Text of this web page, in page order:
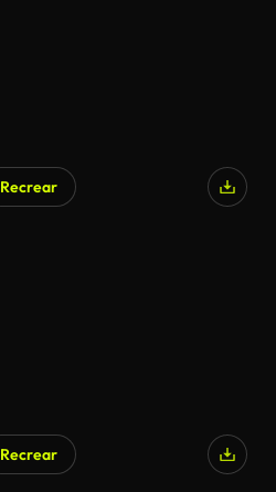
Recrear
Recrear